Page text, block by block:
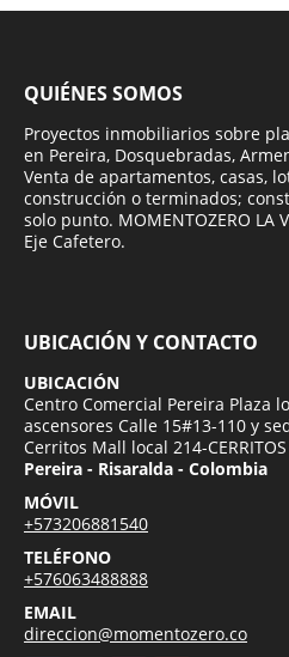
QUIÉNES SOMOS
Proyectos inmobiliarios sobre
en Pereira, Dosquebradas,
Venta de apartamentos, casas,
construcción o terminados;
solo punto. MOMENTOZERO LA
Eje Cafetero.
UBICACIÓN Y CONTACTO
UBICACIÓN
Centro Comercial Pereira Plaza
ascensores Calle 15#13-110 y
Cerritos Mall local 214-
Pereira - Risaralda - Colombia
MÓVIL
+573206881540
TELÉFONO
+576063488888
EMAIL
direccion@momentozero.co